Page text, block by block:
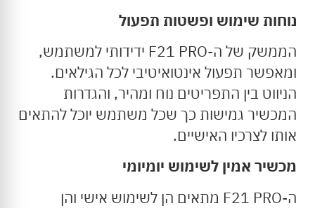
נוחות שימוש ופשטות תפעול
הממשק של ה-F21 PRO ידידותי למשתמש,
ומאפשר תפעול אינטואיטיבי לכל הגילאים.
הניווט בין התפריטים נוח ומהיר, והגדרות
המכשיר גמישות כך שכל משתמש יוכל להתאים
אותו לצרכיו האישיים.
מכשיר אמין לשימוש יומיומי
ה-F21 PRO מתאים הן לשימוש אישי והן